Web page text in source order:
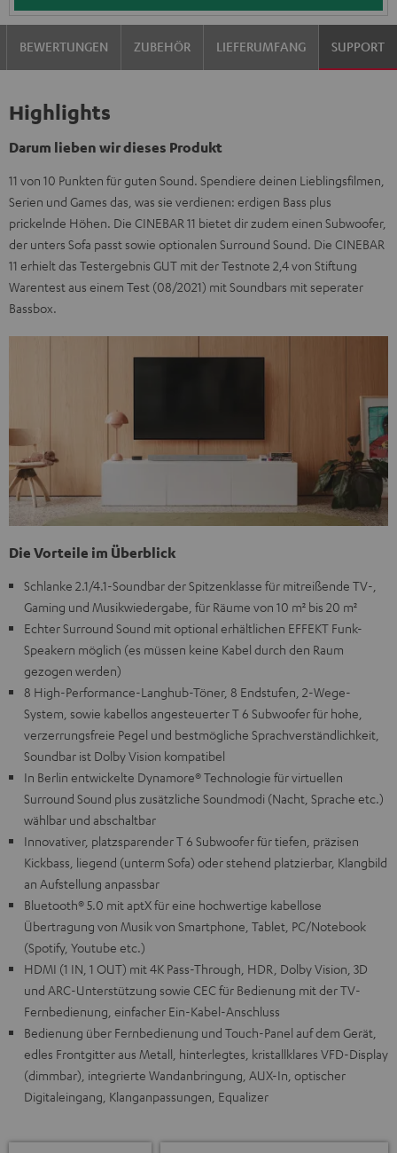
BEWERTUNGEN ZUBEHÖR LIEFERUMFANG SUPPORT
Highlights
Darum lieben wir dieses Produkt
11 von 10 Punkten für guten Sound. Spendiere deinen Lieblingsfilmen,
Serien und Games das, was sie verdienen: erdigen Bass plus
prickelnde Höhen. Die CINEBAR 11 bietet dir zudem einen Subwoofer,
der unters Sofa passt sowie optionalen Surround Sound. Die CINEBAR
11 erhielt das Testergebnis GUT mit der Testnote 2,4 von Stiftung
Warentest aus einem Test (08/2021) mit Soundbars mit seperater
Bassbox.
Die Vorteile im Überblick
Schlanke 2.1/4.1-Soundbar der Spitzenklasse für mitreißende TV-,
Gaming und Musikwiedergabe, für Räume von 10 m² bis 20 m²
Echter Surround Sound mit optional erhältlichen EFFEKT Funk-
Speakern möglich (es müssen keine Kabel durch den Raum
gezogen werden)
8 High-Performance-Langhub-Töner, 8 Endstufen, 2-Wege-
System, sowie kabellos angesteuerter T 6 Subwoofer für hohe,
verzerrungsfreie Pegel und bestmögliche Sprachverständlichkeit,
Soundbar ist Dolby Vision kompatibel
In Berlin entwickelte Dynamore® Technologie für virtuellen
Surround Sound plus zusätzliche Soundmodi (Nacht, Sprache etc.)
wählbar und abschaltbar
Innovativer, platzsparender T 6 Subwoofer für tiefen, präzisen
Kickbass, liegend (unterm Sofa) oder stehend platzierbar, Klangbild
an Aufstellung anpassbar
Bluetooth® 5.0 mit aptX für eine hochwertige kabellose
Übertragung von Musik von Smartphone, Tablet, PC/Notebook
(Spotify, Youtube etc.)
HDMI (1 IN, 1 OUT) mit 4K Pass-Through, HDR, Dolby Vision, 3D
und ARC-Unterstützung sowie CEC für Bedienung mit der TV-
Fernbedienung, einfacher Ein-Kabel-Anschluss
Bedienung über Fernbedienung und Touch-Panel auf dem Gerät,
edles Frontgitter aus Metall, hinterlegtes, kristallklares VFD-Display
(dimmbar), integrierte Wandanbringung, AUX-In, optischer
Digitaleingang, Klanganpassungen, Equalizer